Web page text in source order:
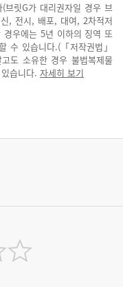
브릿G가 대리권자일 경우 브
, 전시, 배포, 대여, 2차적저
경우에는 5년 이하의 징역 또
수 있습니다.(「저작권법」
도 소유한 경우 불법복제물
습니다. 자세히 보기